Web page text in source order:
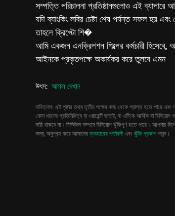
সম্পত্তি পরিচালনা প্রতিষ্ঠানগুলোও এই ব্যাপারে
যদি ব্যাংকিং লবির চেষ্টা শেষ পর্যন্ত সফল হয় এবং
তাহলে ক্রিপ্টো শি�
আমি একজন এনক্রিপশন শিল্পের কর্মচারী হিসেবে,
আইনকে প্রকৃতপক্ষে অকার্যকর করে তুলবে এমন
উৎস: আসল দেখান
দাবিত্যাগ: এই পৃষ্ঠার তথ্য তৃতীয় পক্ষের কাছ থেকে প্রাপ্ত হতে পারে
কোন ধরনের প্রতিনিধিত্ব বা ওয়ারেন্টি ছাড়াই, বা এটিকে আর্থিক বা
দায়ী থাকবে না। ডিজিটাল সম্পদে বিনিয়োগ ঝুঁকিপূর্ণ হতে পারে।
জন্য, অনুগ্রহ করে আমাদেরব্যবহারের শর্তাবলী এবং ঝুঁকি প্রকাশ পড়ুন।